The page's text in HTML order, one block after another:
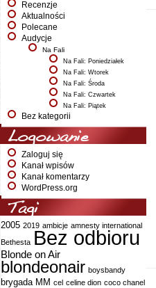
Recenzje
Aktualności
Polecane
Audycje
Na Fali
Na Fali: Poniedziałek
Na Fali: Wtorek
Na Fali: Środa
Na Fali: Czwartek
Na Fali: Piątek
Bez kategorii
Logowanie
Zaloguj się
Kanał wpisów
Kanał komentarzy
WordPress.org
Tagi
2005 2019 ambicje amnesty international
Bethesta Bez odbioru
Blonde on Air
blondeonair boysbandy
brygada MM cel celine dion coco chanel